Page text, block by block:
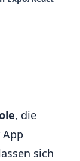
, die
sich